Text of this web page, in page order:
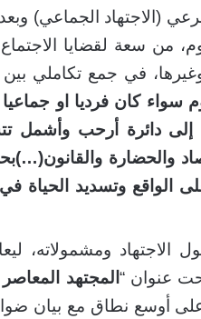
الجماعي) وبعد
من سعة لقضايا
وغيرها، في جمع تكاملي
سواء كان فرديا او
– إلى دائرة أرحب
والحضارة
وتسديد الحياة في
ومشمولاته،
عنوان “ المجتهد
أوسع نطاق مع بيان